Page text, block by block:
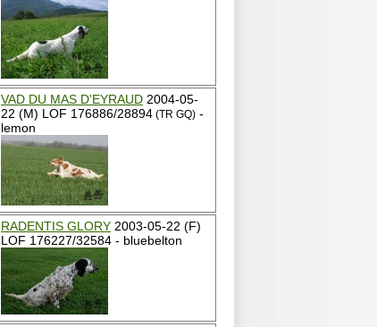
VAD DU MAS D'EYRAUD 2004-05-
22 (M) LOF 176886/28894 (TR GQ) -
lemon
RADENTIS GLORY 2003-05-22 (F)
LOF 176227/32584 - bluebelton